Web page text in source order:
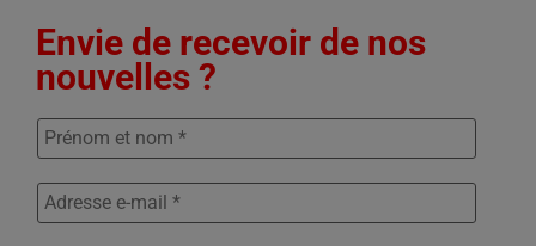
Envie de recevoir de nos
nouvelles ?